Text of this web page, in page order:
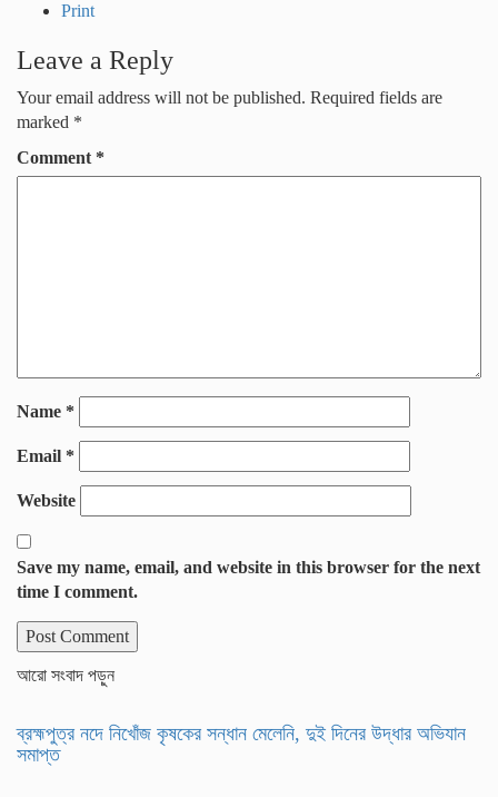
Print
Leave a Reply
Your email address will not be published. Required fields are
marked *
Comment *
Name *
Email *
Website
Save my name, email, and website in this browser for the next
time I comment.
আরো সংবাদ পড়ুন
ব্রহ্মপুত্র নদে নিখোঁজ কৃষকের সন্ধান মেলেনি, দুই দিনের উদ্ধার অভিযান
সমাপ্ত